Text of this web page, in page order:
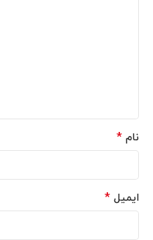
نام *
ایمیل *